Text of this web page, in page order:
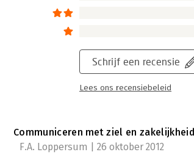
Schrijf een recensie
Lees ons recensiebeleid
Communiceren met ziel en zakelijkheid
F.A. Loppersum | 26 oktober 2012